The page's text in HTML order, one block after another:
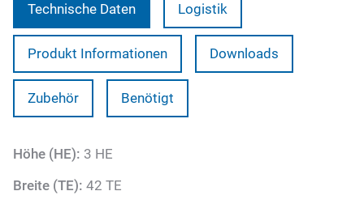
Technische Daten Logistik
Produkt Informationen Downloads
Zubehör Benötigt
Höhe (HE): 3 HE
Breite (TE): 42 TE